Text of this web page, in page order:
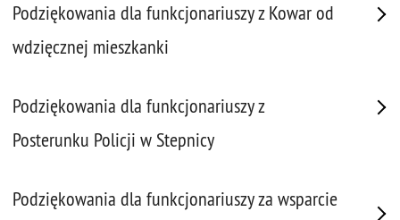
Podziękowania dla funkcjonariuszy z Kowar od
wdzięcznej mieszkanki
Podziękowania dla funkcjonariuszy z
Posterunku Policji w Stepnicy
Podziękowania dla funkcjonariuszy za wsparcie